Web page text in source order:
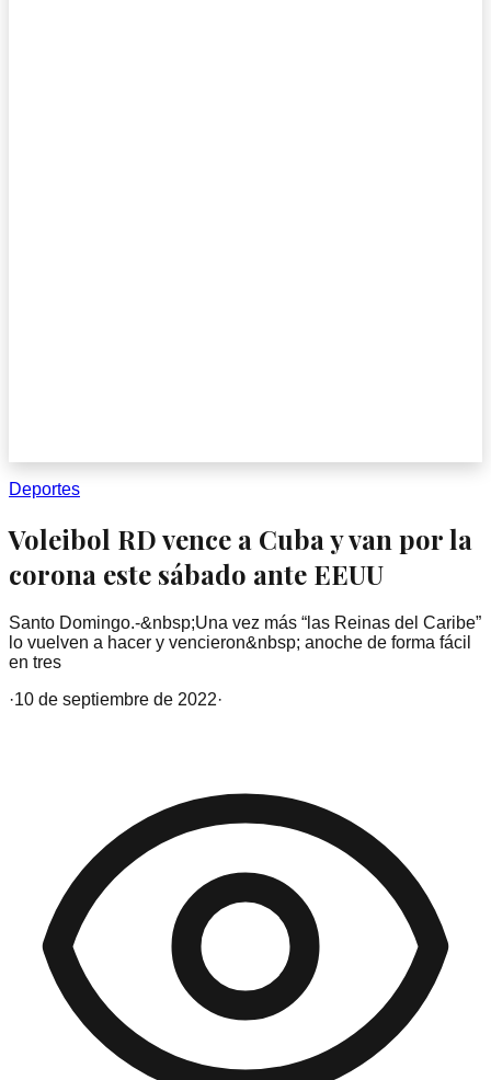
Deportes
Voleibol RD vence a Cuba y van por la
corona este sábado ante EEUU
Santo Domingo.-&nbsp;Una vez más “las Reinas del Caribe”
lo vuelven a hacer y vencieron&nbsp; anoche de forma fácil
en tres
·10 de septiembre de 2022·